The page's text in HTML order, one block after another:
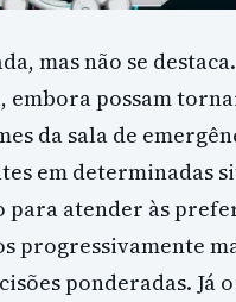
mas não se
possam
da sala de
em determinadas
atender às
progressivamente
ponderadas.